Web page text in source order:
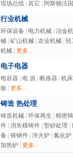
现场总线 其它 阿斯顿法
行业机械
环保设备 电力机械
冶金
械 矿山机械 农业机械 轻
机械 更多..
电子电器
电容器 电 源 断路器
机
板
更多..
铸造 热处理
铸造机械 环保再生
精密
件 消失模铸件 型砂处理
备
铸钢件 淬火炉 氮化炉
加热炉 更多..